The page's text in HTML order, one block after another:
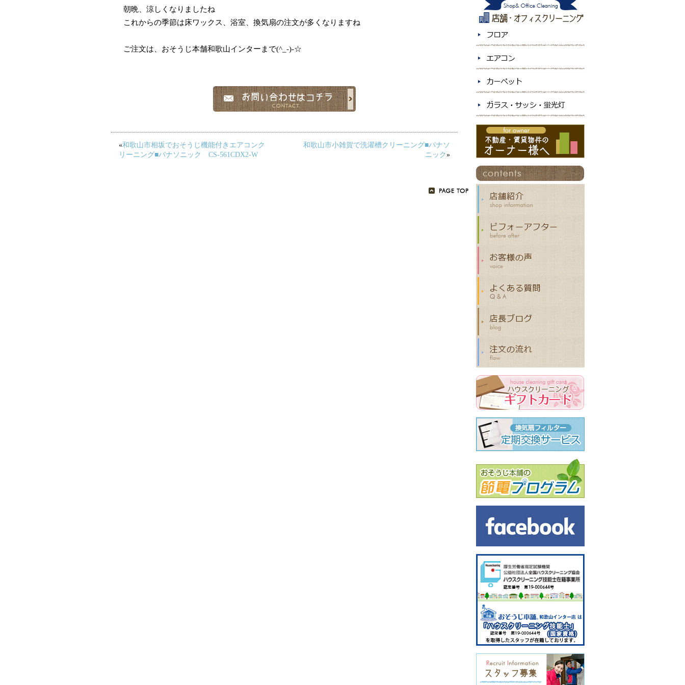
朝晩、涼しくなりましたね
これからの季節は床ワックス、浴室、換気扇の注文が多くなりますね
ご注文は、おそうじ本舗和歌山インターまで(^_-)-☆
«和歌山市相坂でおそうじ機能付きエアコンク
リーニング■パナソニック CS-561CDX2-W
和歌山市小雑賀で洗濯槽クリーニング■パナソ
ニック»